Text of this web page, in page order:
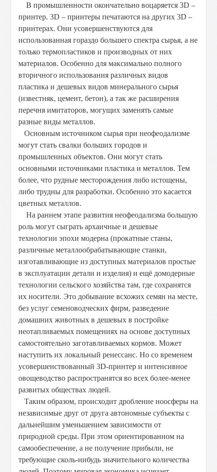
В промышленности окончательно воцаряется 3D –
принтер. 3D – принтеры печатаются на других 3D –
принтерах. Они усовершенствуются для
использованная гораздо большего спектра сырья, а не
только термопластиков и производных от них
материалов. Особенно для максимально полного
вторичного использования различных видов
пластика и дешевых видов минерального сырья
(известняк, цемент, бетон), а так же расширения
перечня имитаторов, могущих заменять самые
разные виды металлов.
Основным источником сырья при неофеодализме
могут стать свалки больших городов и
промышленных объектов. Они могут стать
основными источниками пластика и металлов. Тем
более, что рудные месторождения либо истощены,
либо трудны для разработки. Особенно это касается
цветных металлов.
На раннем этапе развития неофеодализма большую
роль могут сыграть архаичные и дешевые
технологии эпохи модерна (прокатные станы,
различные металлообрабатывающие станки,
изготавливающие из доступных материалов простые
в эксплуатации детали и изделия) и ещё домодерные
технологии сельского хозяйства там, где сохранятся
их носители. Это добывание всхожих семян на месте,
без услуг семеноводческих фирм, разведение
домашних животных в дешевых в постройке
неотапливаемых помещениях на основе доступных
самостоятельно заготавливаемых кормов. Может
наступить их локальный ренессанс. Но со временем
усовершенствованный 3D-принтер и интенсивное
овощеводство распространятся во всех более-менее
развитых обществах людей.
Таким образом, происходит дробление ноосферы на
независимые друг от друга автономные субъекты с
дальнейшим уменьшением зависимости от
природной среды. При этом ориентированном на
самообеспечение, а не получение прибыли, не
требующие сколь-нибудь значительного количества